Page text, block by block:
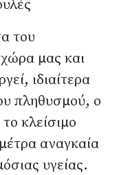
του
μας και
ιδιαίτερα
πληθυσμού, ο
κλείσιμο
αναγκαία
υγείας.